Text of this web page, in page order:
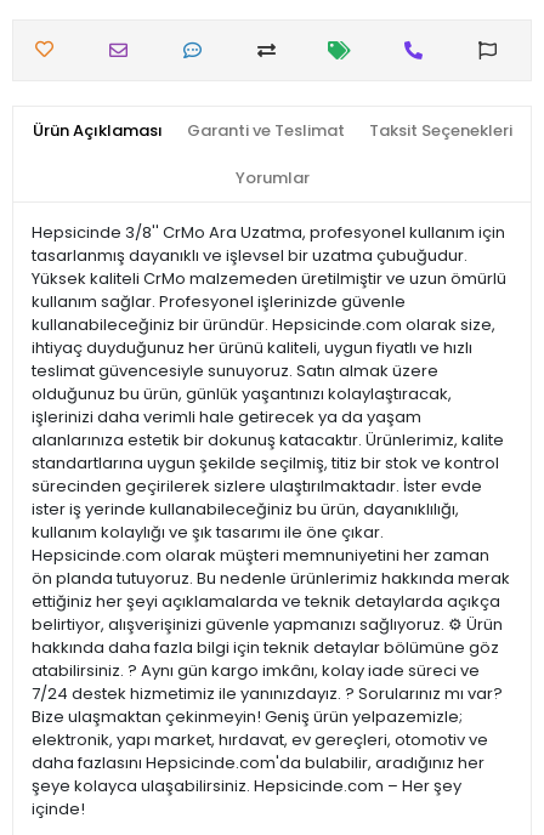
Ürün Açıklaması Garanti ve Teslimat Taksit Seçenekleri
Yorumlar
Hepsicinde 3/8'' CrMo Ara Uzatma, profesyonel kullanım için
tasarlanmış dayanıklı ve işlevsel bir uzatma çubuğudur.
Yüksek kaliteli CrMo malzemeden üretilmiştir ve uzun ömürlü
kullanım sağlar. Profesyonel işlerinizde güvenle
kullanabileceğiniz bir üründür. Hepsicinde.com olarak size,
ihtiyaç duyduğunuz her ürünü kaliteli, uygun fiyatlı ve hızlı
teslimat güvencesiyle sunuyoruz. Satın almak üzere
olduğunuz bu ürün, günlük yaşantınızı kolaylaştıracak,
işlerinizi daha verimli hale getirecek ya da yaşam
alanlarınıza estetik bir dokunuş katacaktır. Ürünlerimiz, kalite
standartlarına uygun şekilde seçilmiş, titiz bir stok ve kontrol
sürecinden geçirilerek sizlere ulaştırılmaktadır. İster evde
ister iş yerinde kullanabileceğiniz bu ürün, dayanıklılığı,
kullanım kolaylığı ve şık tasarımı ile öne çıkar.
Hepsicinde.com olarak müşteri memnuniyetini her zaman
ön planda tutuyoruz. Bu nedenle ürünlerimiz hakkında merak
ettiğiniz her şeyi açıklamalarda ve teknik detaylarda açıkça
belirtiyor, alışverişinizi güvenle yapmanızı sağlıyoruz. ⚙️ Ürün
hakkında daha fazla bilgi için teknik detaylar bölümüne göz
atabilirsiniz. ? Aynı gün kargo imkânı, kolay iade süreci ve
7/24 destek hizmetimiz ile yanınızdayız. ? Sorularınız mı var?
Bize ulaşmaktan çekinmeyin! Geniş ürün yelpazemizle;
elektronik, yapı market, hırdavat, ev gereçleri, otomotiv ve
daha fazlasını Hepsicinde.com'da bulabilir, aradığınız her
şeye kolayca ulaşabilirsiniz. Hepsicinde.com – Her şey
içinde!